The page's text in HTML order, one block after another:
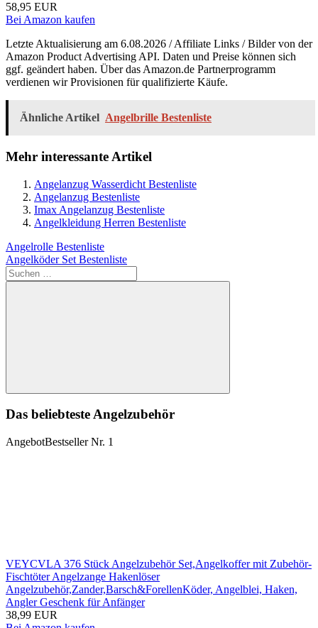
58,95 EUR
Bei Amazon kaufen
Letzte Aktualisierung am 6.08.2026 / Affiliate Links / Bilder von der
Amazon Product Advertising API. Daten und Preise können sich
ggf. geändert haben. Über das Amazon.de Partnerprogramm
verdienen wir Provisionen für qualifizierte Käufe.
Ähnliche Artikel Angelbrille Bestenliste
Mehr interessante Artikel
Angelanzug Wasserdicht Bestenliste
Angelanzug Bestenliste
Imax Angelanzug Bestenliste
Angelkleidung Herren Bestenliste
Beitragsnavigation
Vorheriger
Beitrag:
Angelrolle Bestenliste
Nächster
Beitrag:
Angelköder Set Bestenliste
Suchen
nach:
Suchen
Das beliebteste Angelzubehör
AngebotBestseller Nr. 1
VEYCVLA 376 Stück Angelzubehör Set,Angelkoffer mit Zubehör-
Fischtöter Angelzange Hakenlöser
Angelzubehör,Zander,Barsch&ForellenKöder, Angelblei, Haken,
Angler Geschenk für Anfänger
38,99 EUR